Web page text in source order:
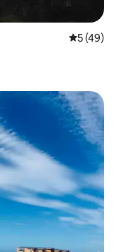
レビュー
5 (49)